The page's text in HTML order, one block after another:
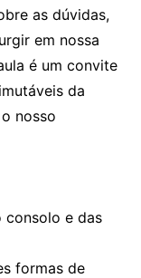
as dúvidas,
em nossa
é um convite
da
nosso
consolo e das
formas de